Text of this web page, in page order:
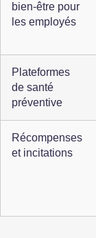
bien-être pour
les employés
Plateformes
de santé
préventive
Récompenses
et incitations